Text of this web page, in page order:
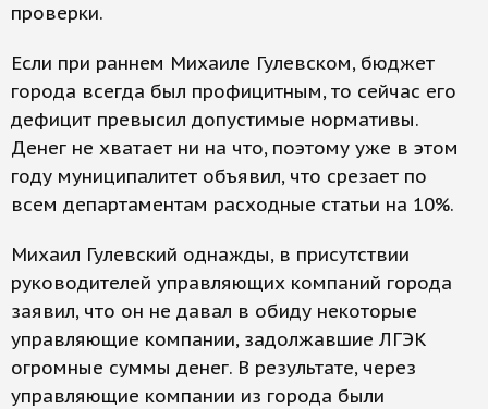
проверки.
Если при раннем Михаиле Гулевском, бюджет
города всегда был профицитным, то сейчас его
дефицит превысил допустимые нормативы.
Денег не хватает ни на что, поэтому уже в этом
году муниципалитет объявил, что срезает по
всем департаментам расходные статьи на 10%.
Михаил Гулевский однажды, в присутствии
руководителей управляющих компаний города
заявил, что он не давал в обиду некоторые
управляющие компании, задолжавшие ЛГЭК
огромные суммы денег. В результате, через
управляющие компании из города были